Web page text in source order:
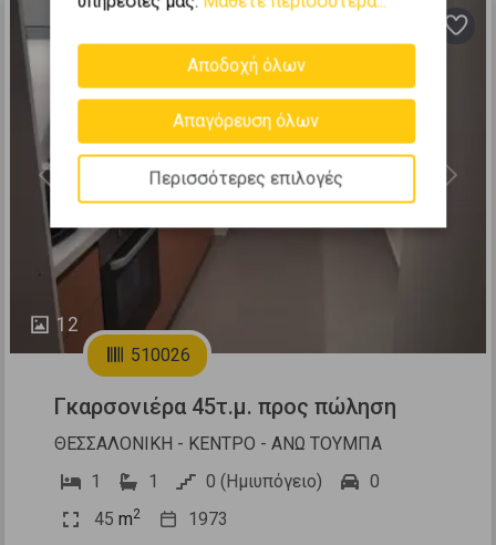
12
Previous Next
510026
Γκαρσονιέρα 45τ.μ. προς πώληση
ΘΕΣΣΑΛΟΝΙΚΗ - ΚΕΝΤΡΟ - ΑΝΩ ΤΟΥΜΠΑ
1
1 0 (Ημιυπόγειο)
0
45 m2 1973
Αποδοχή όλων
Απαγόρευση όλων
Περισσότερες επιλογές